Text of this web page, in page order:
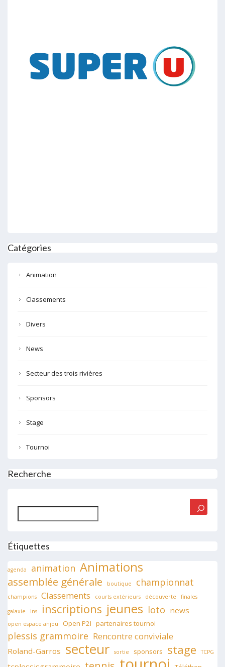
Catégories
Animation
Classements
Divers
News
Secteur des trois rivières
Sponsors
Stage
Tournoi
Recherche
Étiquettes
agenda animation Animations
assemblée générale boutique championnat
champions Classements courts extérieurs découverte finales
galaxie ins inscriptions jeunes loto news
open espace anjou Open P2I partenaires tournoi
plessis grammoire Rencontre conviviale
Roland-Garros secteur sortie sponsors stage TCPG